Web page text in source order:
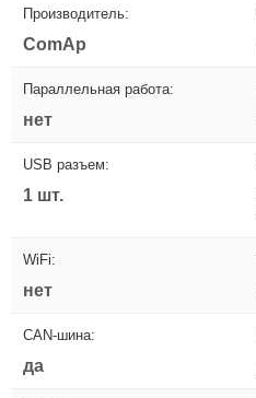
Производитель:
ComAp
Параллельная работа:
нет
USB разъем:
1 шт.
WiFi:
нет
CAN-шина:
да